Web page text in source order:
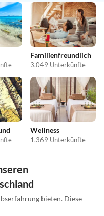
Familienfreundlich
3.049 Unterkünfte
Wellness
1.369 Unterkünfte
bieten. Diese